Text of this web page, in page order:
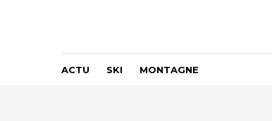
ACTU SKI MONTAGNE